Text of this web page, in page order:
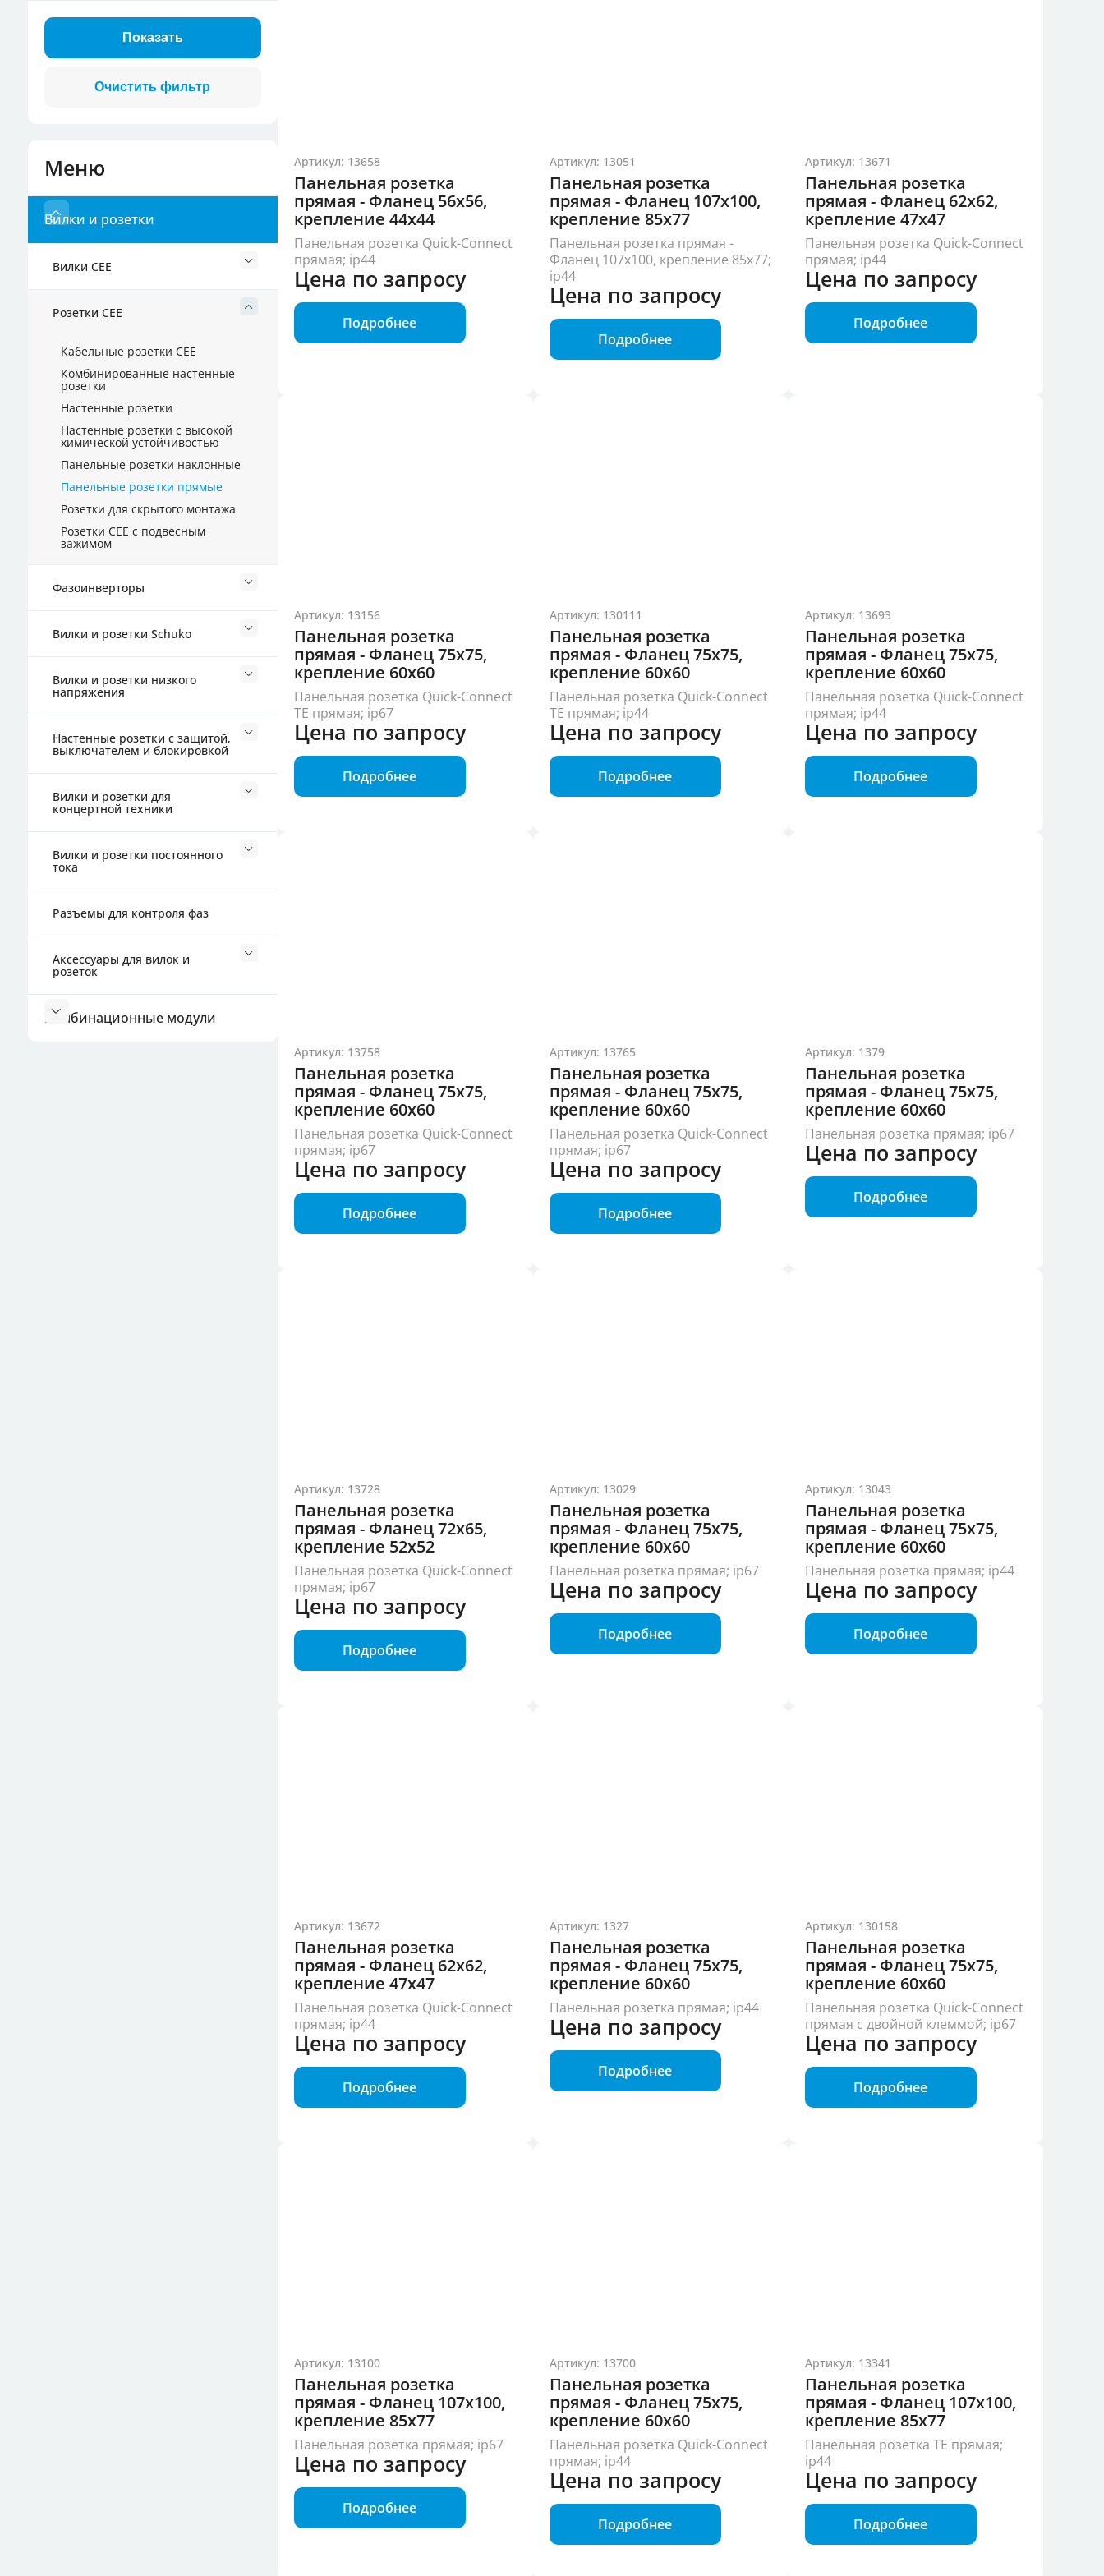
Показать
Меню
Вилки и розетки
Вилки CEE
Розетки CEE
Кабельные розетки СЕЕ
Комбинированные настенные
розетки
Настенные розетки
Настенные розетки с высокой
химической устойчивостью
Панельные розетки наклонные
Панельные розетки прямые
Розетки для скрытого монтажа
Розетки СЕЕ с подвесным
зажимом
Фазоинверторы
Вилки и розетки Schuko
Вилки и розетки низкого
напряжения
Настенные розетки с защитой,
выключателем и блокировкой
Вилки и розетки для
концертной техники
Вилки и розетки постоянного
тока
Разъемы для контроля фаз
Аксессуары для вилок и
розеток
Комбинационные модули
Артикул: 13658
Панельная розетка
прямая - Фланец 56x56,
крепление 44x44
Панельная розетка Quick-Connect
прямая; ip44
Цена по запросу
Подробнее
Артикул: 13051
Панельная розетка
прямая - Фланец 107x100,
крепление 85x77
Панельная розетка прямая -
Фланец 107x100, крепление 85x77;
ip44
Цена по запросу
Подробнее
Артикул: 13671
Панельная розетка
прямая - Фланец 62x62,
крепление 47x47
Панельная розетка Quick-Connect
прямая; ip44
Цена по запросу
Подробнее
Артикул: 13156
Панельная розетка
прямая - Фланец 75x75,
крепление 60x60
Панельная розетка Quick-Connect
TE прямая; ip67
Цена по запросу
Подробнее
Артикул: 130111
Панельная розетка
прямая - Фланец 75x75,
крепление 60x60
Панельная розетка Quick-Connect
TE прямая; ip44
Цена по запросу
Подробнее
Артикул: 13693
Панельная розетка
прямая - Фланец 75x75,
крепление 60x60
Панельная розетка Quick-Connect
прямая; ip44
Цена по запросу
Подробнее
Артикул: 13758
Панельная розетка
прямая - Фланец 75x75,
крепление 60x60
Панельная розетка Quick-Connect
прямая; ip67
Цена по запросу
Подробнее
Артикул: 13765
Панельная розетка
прямая - Фланец 75x75,
крепление 60x60
Панельная розетка Quick-Connect
прямая; ip67
Цена по запросу
Подробнее
Артикул: 1379
Панельная розетка
прямая - Фланец 75x75,
крепление 60x60
Панельная розетка прямая; ip67
Цена по запросу
Подробнее
Артикул: 13728
Панельная розетка
прямая - Фланец 72x65,
крепление 52x52
Панельная розетка Quick-Connect
прямая; ip67
Цена по запросу
Подробнее
Артикул: 13029
Панельная розетка
прямая - Фланец 75x75,
крепление 60x60
Панельная розетка прямая; ip67
Цена по запросу
Подробнее
Артикул: 13043
Панельная розетка
прямая - Фланец 75x75,
крепление 60x60
Панельная розетка прямая; ip44
Цена по запросу
Подробнее
Артикул: 13672
Панельная розетка
прямая - Фланец 62x62,
крепление 47x47
Панельная розетка Quick-Connect
прямая; ip44
Цена по запросу
Подробнее
Артикул: 1327
Панельная розетка
прямая - Фланец 75x75,
крепление 60x60
Панельная розетка прямая; ip44
Цена по запросу
Подробнее
Артикул: 130158
Панельная розетка
прямая - Фланец 75x75,
крепление 60x60
Панельная розетка Quick-Connect
прямая с двойной клеммой; ip67
Цена по запросу
Подробнее
Артикул: 13100
Панельная розетка
прямая - Фланец 107x100,
крепление 85x77
Панельная розетка прямая; ip67
Цена по запросу
Подробнее
Артикул: 13700
Панельная розетка
прямая - Фланец 75x75,
крепление 60x60
Панельная розетка Quick-Connect
прямая; ip44
Цена по запросу
Подробнее
Артикул: 13341
Панельная розетка
прямая - Фланец 107x100,
крепление 85x77
Панельная розетка TE прямая;
ip44
Цена по запросу
Подробнее